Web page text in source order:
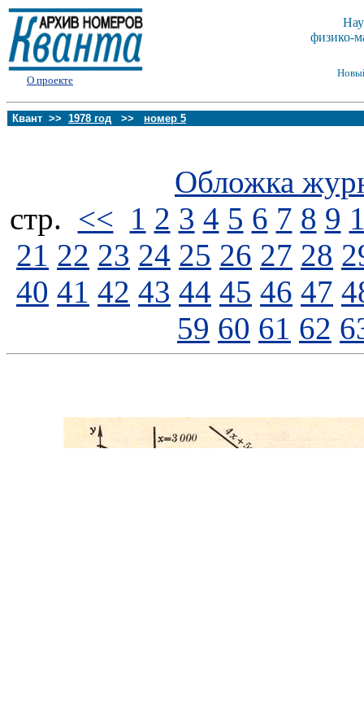
О проекте
физико-
Квант >> 1978 год >> номер 5
Обложка
стp. << 1 2 3 4 5 6 7 8 9
21 22 23 24 25 26 27 28
40 41 42 43 44 45 46 47
59 60 61 62